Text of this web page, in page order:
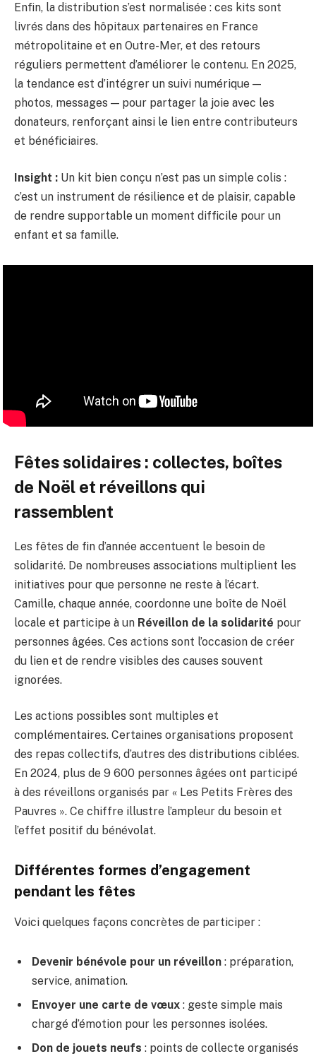
Enfin, la distribution s’est normalisée : ces kits sont
livrés dans des hôpitaux partenaires en France
métropolitaine et en Outre-Mer, et des retours
réguliers permettent d’améliorer le contenu. En 2025,
la tendance est d’intégrer un suivi numérique —
photos, messages — pour partager la joie avec les
donateurs, renforçant ainsi le lien entre contributeurs
et bénéficiaires.
Insight : Un kit bien conçu n’est pas un simple colis :
c’est un instrument de résilience et de plaisir, capable
de rendre supportable un moment difficile pour un
enfant et sa famille.
Fêtes solidaires : collectes, boîtes
de Noël et réveillons qui
rassemblent
Les fêtes de fin d’année accentuent le besoin de
solidarité. De nombreuses associations multiplient les
initiatives pour que personne ne reste à l’écart.
Camille, chaque année, coordonne une boîte de Noël
locale et participe à un Réveillon de la solidarité pour
personnes âgées. Ces actions sont l’occasion de créer
du lien et de rendre visibles des causes souvent
ignorées.
Les actions possibles sont multiples et
complémentaires. Certaines organisations proposent
des repas collectifs, d’autres des distributions ciblées.
En 2024, plus de 9 600 personnes âgées ont participé
à des réveillons organisés par « Les Petits Frères des
Pauvres ». Ce chiffre illustre l’ampleur du besoin et
l’effet positif du bénévolat.
Différentes formes d’engagement
pendant les fêtes
Voici quelques façons concrètes de participer :
Devenir bénévole pour un réveillon : préparation,
service, animation.
Envoyer une carte de vœux : geste simple mais
chargé d’émotion pour les personnes isolées.
Don de jouets neufs : points de collecte organisés